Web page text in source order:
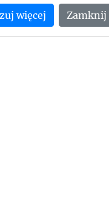
o wielu sprawach
torpedą.
więcej Zamknij